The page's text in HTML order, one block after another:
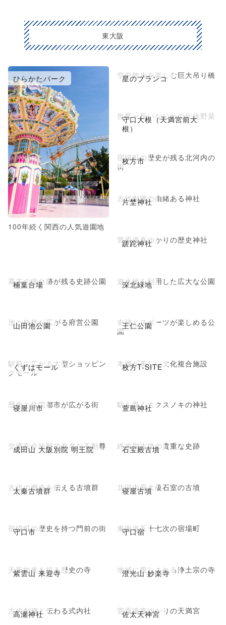
東大阪
ひらかたパーク
100年続く関西の人気遊園地
星のブランコ
空中散歩を楽しむ巨大吊り橋
守口大根（天満宮前大
根）
世界一長いなにわの伝統野菜
枚方市
宿場町の歴史が残る北河内の
街
片埜神社
古代創建の由緒ある神社
蹉跎神社
菅原道真ゆかりの歴史神社
楠葉台場
幕末の砲台跡が残る史跡公園 深北緑地
遊水地を利用した広大な公園
山田池公園
池と自然が広がる府営公園 王仁公園
史跡とスポーツが楽しめる公
園
くずはモール
駅前に広がる大型ショッピン
グモール
枚方T-SITE
本棚が美しい文化複合施設
寝屋川市
歴史と住宅都市が広がる街 萱島神社
駅を貫く大クスノキの神社
成田山 大阪別院 明王院
交通安全祈願で有名な不動尊 石宝殿古墳
終末期古墳の貴重な史跡
太秦古墳群
古代の歴史を伝える古墳群 寝屋古墳
北河内最大級石室の古墳
守口市
宿場町の歴史を持つ門前の街 守口宿
東海道五十七次の宿場町
紫雲山 来迎寺
天筆如来を祀る歴史の寺 澄光山 妙楽寺
地域に親しまれる浄土宗の寺
高瀬神社
古代創建と伝わる式内社 佐太天神宮
菅原道真ゆかりの天満宮